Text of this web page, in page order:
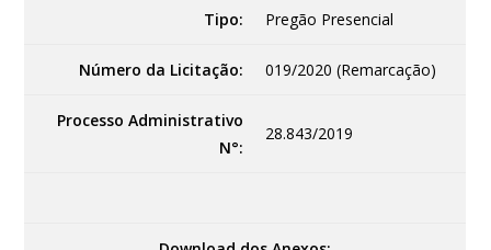
Tipo: Pregão Presencial
Número da Licitação: 019/2020 (Remarcação)
Processo Administrativo
N°:
28.843/2019